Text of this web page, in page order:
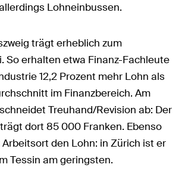
Lohneinbussen.
trägt erheblich zum
So erhalten etwa Finanz-Fachleute
12,2 Prozent mehr Lohn als
im Finanzbereich. Am
Treuhand/Revision ab: Der
dort 85 000 Franken. Ebenso
den Lohn: in Zürich ist er
Tessin am geringsten.